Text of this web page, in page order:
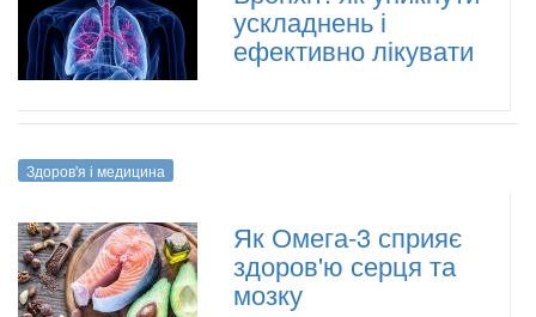
ускладнень і
ефективно лікувати
Здоров'я і медицина
Як Омега-3 сприяє
здоров'ю серця та
мозку